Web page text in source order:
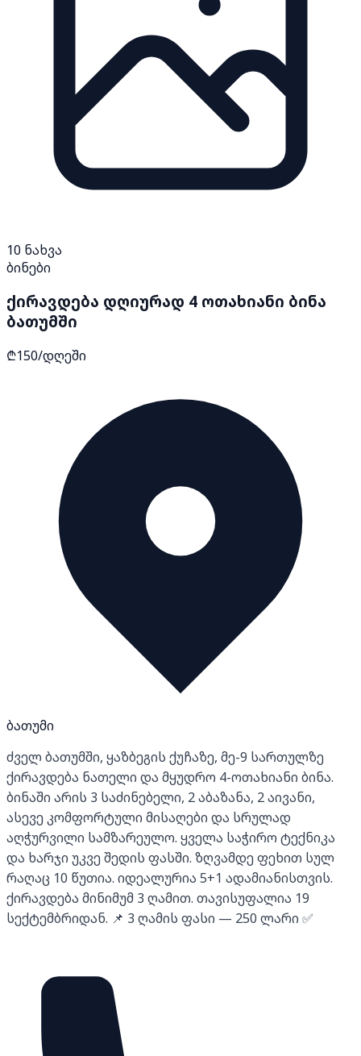
10 ნახვა
ბინები
ქირავდება დღიურად 4 ოთახიანი ბინა
ბათუმში
₾150/დღეში
ბათუმი
ძველ ბათუმში, ყაზბეგის ქუჩაზე, მე-9 სართულზე
ქირავდება ნათელი და მყუდრო 4-ოთახიანი ბინა.
ბინაში არის 3 საძინებელი, 2 აბაზანა, 2 აივანი,
ასევე კომფორტული მისაღები და სრულად
აღჭურვილი სამზარეულო. ყველა საჭირო ტექნიკა
და ხარჯი უკვე შედის ფასში. ზღვამდე ფეხით სულ
რაღაც 10 წუთია. იდეალურია 5+1 ადამიანისთვის.
ქირავდება მინიმუმ 3 ღამით. თავისუფალია 19
სექტემბრიდან. 📌 3 ღამის ფასი — 250 ლარი ✅